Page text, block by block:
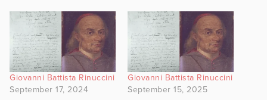
Giovanni Battista Rinuccini
September 17, 2024
Giovanni Battista Rinuccini
September 15, 2025